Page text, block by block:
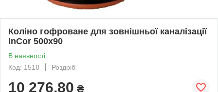
Коліно гофроване для зовнішньої каналізації
InCor 500х90
В наявності
Код: 1518
Роздріб
10 276,80 ₴